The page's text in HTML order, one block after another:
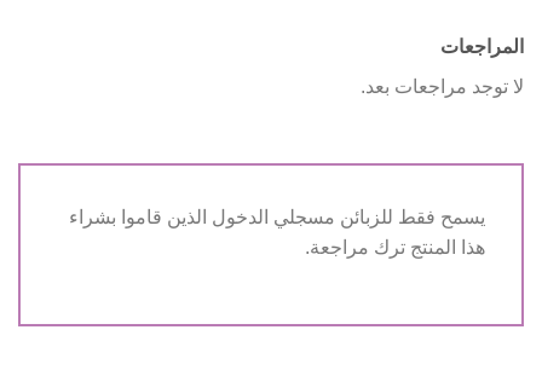
المراجعات
لا توجد مراجعات بعد.
يسمح فقط للزبائن مسجلي الدخول الذين قاموا بشراء
هذا المنتج ترك مراجعة.